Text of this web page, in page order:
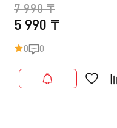
5 990 ₸
7 990 ₸
0 0